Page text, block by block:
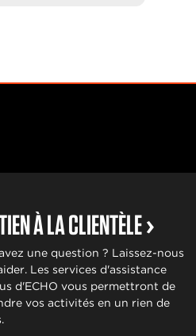
À LA CLIENTÈLE
une question ? Laissez-nous
Les services d'assistance
d'ECHO vous permettront de
vos activités en un rien de